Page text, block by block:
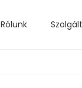
Rólunk